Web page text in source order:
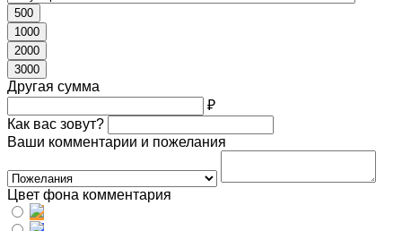
500
1000
2000
3000
Другая сумма
₽
Как вас зовут?
Ваши комментарии и пожелания
Цвет фона комментария